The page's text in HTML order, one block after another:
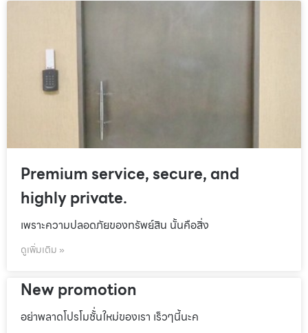
Premium service, secure, and
highly private.
เพราะความปลอดภัยของทรัพย์สิน นั้นคือสิ่ง
ดูเพิ่มเติม »
New promotion
อย่าพลาดโปรโมชั้่นใหม่ของเรา เร็วๆนี้นะค